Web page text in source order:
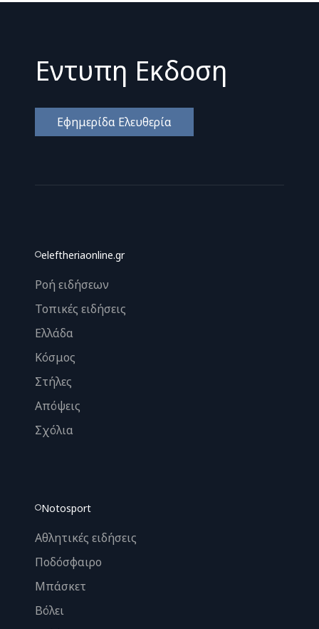
Εντυπη Εκδοση
Εφημερίδα Ελευθερία
eleftheriaonline.gr
Ροή ειδήσεων
Τοπικές ειδήσεις
Ελλάδα
Κόσμος
Στήλες
Απόψεις
Σχόλια
Notosport
Αθλητικές ειδήσεις
Ποδόσφαιρο
Μπάσκετ
Βόλει